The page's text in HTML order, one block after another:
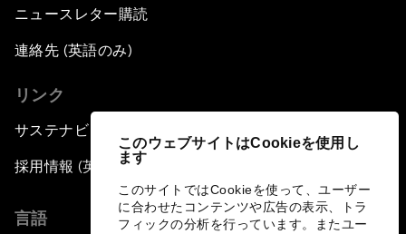
このウェブサイトはCookieを使用し
ます
このサイトではCookieを使って、ユーザー
に合わせたコンテンツや広告の表示、トラ
フィックの分析を行っています。またユー
ニュースレター購読
連絡先 (英語のみ)
リンク
サステナビリティへの取り組み
採用情報 (英語のみ)
言語